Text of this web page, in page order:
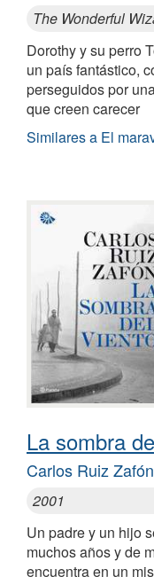
The Wonderful
Dorothy y su perro
un país fantástico,
perseguidos por
que creen carecer
Similares a El
La sombra
Carlos Ruiz Zafón
2001
Un padre y un hijo
muchos años y de
encuentra en un